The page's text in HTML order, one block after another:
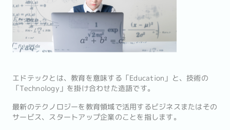
エドテックとは、教育を意味する「Education」と、技術の
「Technology」を掛け合わせた造語です。
最新のテクノロジーを教育領域で活用するビジネスまたはその
サービス、スタートアップ企業のことを指します。